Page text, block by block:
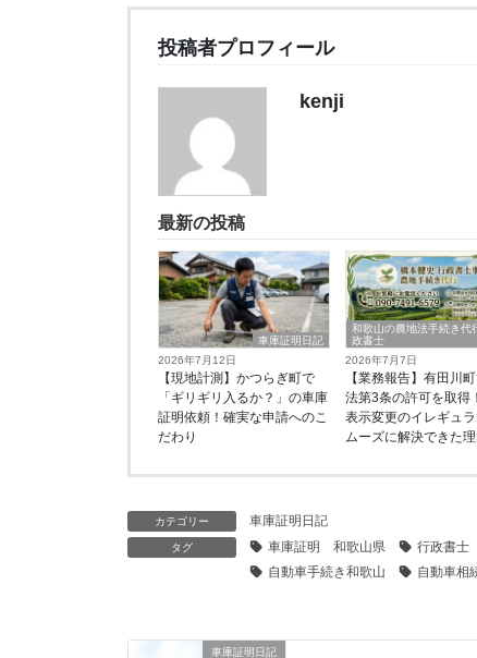
投稿者プロフィール
kenji
最新の投稿
車庫証明日記
2026年7月12日
【現地計測】かつらぎ町で
「ギリギリ入るか？」の車庫
証明依頼！確実な申請へのこ
だわり
和歌山の農地法手続き
政書士
2026年7月7日
【業務報告】有田川
法第3条の許可を取得
表示変更のイレギュ
ムーズに解決できた
カテゴリー 車庫証明日記
タグ 車庫証明 和歌山県 行政書士
自動車手続き和歌山
自動車
車庫証明日記